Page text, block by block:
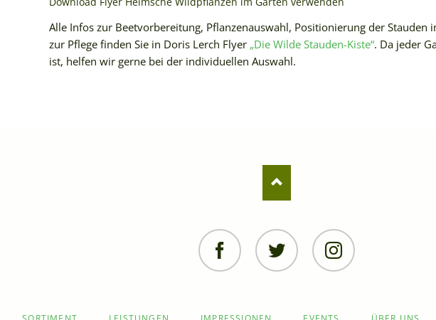
Alle Infos zur Beetvorbereitung, Pflanzenauswahl, Positionierung der Stauden
zur Pflege finden Sie in Doris Lerch Flyer „Die Wilde Stauden-Kiste“. Da jeder
ist, helfen wir gerne bei der individuellen Auswahl.